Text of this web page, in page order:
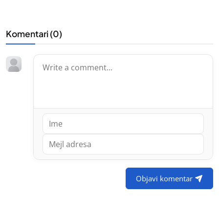
Komentari (0)
Objavi komentar